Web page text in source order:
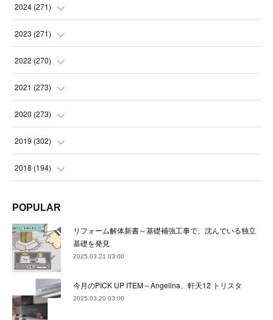
(14
(21
(21
2024 (271)
(21
(22
(23
(22
(24)
22)
(22)
(22)
(25
2023 (271)
(22
(23
(23
(21
(23 )
(24
(21
(24)
(21
2022 (270)
(23
(23
(22
(23
(22 )
(23
(23
(22)
(24
2021 (273)
(24
(23
(22
(23)
(23
(22)
2020 (273)
(24
(22
(22)
(24
(24)
2019 (302)
(23
(22)
(21)
(27)
2018 (194)
(17)
(32)
(36)
POPULAR
リフォーム解体新書～基礎補強工事で、沈んでいる独立
基礎を発見
2025.03.21 03:00
今月のPICK UP ITEM～Angelina、軒天12 トリスタ
2025.03.20 03:00